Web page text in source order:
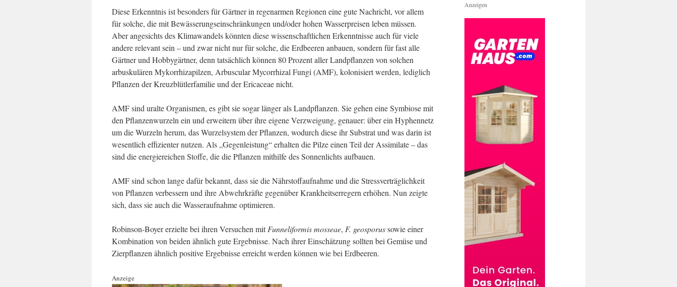
Diese Erkenntnis ist besonders für Gärtner in regenarmen Regionen eine gute Nachricht, vor allem
für solche, die mit Bewässerungseinschränkungen und/oder hohen Wasserpreisen leben müssen.
Aber angesichts des Klimawandels könnten diese wissenschaftlichen Erkenntnisse auch für viele
andere relevant sein – und zwar nicht nur für solche, die Erdbeeren anbauen, sondern für fast alle
Gärtner und Hobbygärtner, denn tatsächlich können 80 Prozent aller Landpflanzen von solchen
arbuskulären Mykorrhizapilzen, Arbuscular Mycorrhizal Fungi (AMF), kolonisiert werden, lediglich
Pflanzen der Kreuzblütlerfamilie und der Ericaceae nicht.
AMF sind uralte Organismen, es gibt sie sogar länger als Landpflanzen. Sie gehen eine Symbiose mit
den Pflanzenwurzeln ein und erweitern über ihre eigene Verzweigung, genauer: über ein Hyphennetz
um die Wurzeln herum, das Wurzelsystem der Pflanzen, wodurch diese ihr Substrat und was darin ist
wesentlich effizienter nutzen. Als „Gegenleistung“ erhalten die Pilze einen Teil der Assimilate – das
sind die energiereichen Stoffe, die die Pflanzen mithilfe des Sonnenlichts aufbauen.
AMF sind schon lange dafür bekannt, dass sie die Nährstoffaufnahme und die Stressverträglichkeit
von Pflanzen verbessern und ihre Abwehrkräfte gegenüber Krankheitserregern erhöhen. Nun zeigte
sich, dass sie auch die Wasseraufnahme optimieren.
Robinson-Boyer erzielte bei ihren Versuchen mitFunneliformis mosseae, F. geosporussowie einer
Kombination von beiden ähnlich gute Ergebnisse. Nach ihrer Einschätzung sollten bei Gemüse und
Zierpflanzen ähnlich positive Ergebnisse erreicht werden können wie bei Erdbeeren.
Anzeige
Anzeigen